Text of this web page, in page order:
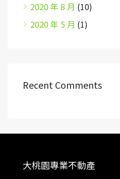
2020 年 8 月 (10)
2020 年 5 月 (1)
Recent Comments
大桃園專業不動產